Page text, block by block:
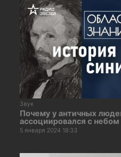
Звук
Почему у античных
ассоциировался с
5 января 2024 18:33